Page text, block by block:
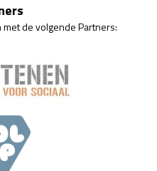
de volgende Partners: